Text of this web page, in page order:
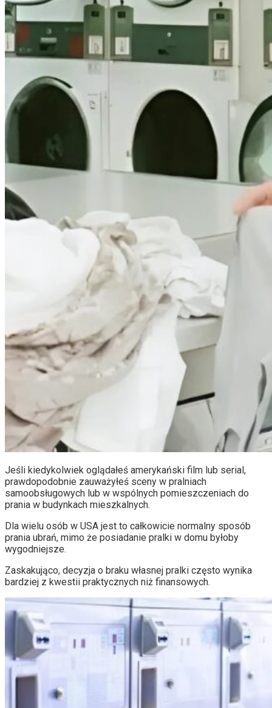
Jeśli kiedykolwiek oglądałeś amerykański film lub serial,
prawdopodobnie zauważyłeś sceny w pralniach
samoobsługowych lub w wspólnych pomieszczeniach do
prania w budynkach mieszkalnych.
Dla wielu osób w USA jest to całkowicie normalny sposób
prania ubrań, mimo że posiadanie pralki w domu byłoby
wygodniejsze.
Zaskakująco, decyzja o braku własnej pralki często wynika
bardziej z kwestii praktycznych niż finansowych.